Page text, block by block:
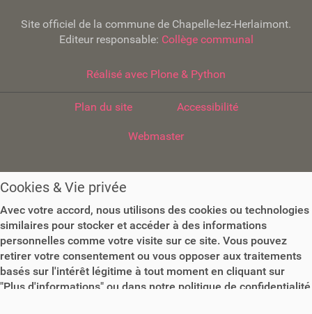
n
Site officiel de la commune de Chapelle-lez-Herlaimont.
Editeur responsable: Collège communal
Réalisé avec Plone & Python
Plan du site Accessibilité
Webmaster
Cookies & Vie privée
Avec votre accord, nous utilisons des cookies ou technologies
similaires pour stocker et accéder à des informations
personnelles comme votre visite sur ce site. Vous pouvez
retirer votre consentement ou vous opposer aux traitements
basés sur l'intérêt légitime à tout moment en cliquant sur
"Plus d'informations" ou dans notre politique de confidentialité